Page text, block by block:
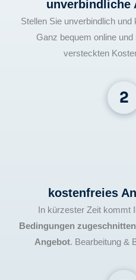
unverbindliche
Stellen Sie unverbindlich
Ganz bequem online und
versteckten
kostenfreies
In kürzester Zeit kommt
Bedingungen
Angebot. Bearbeitung &